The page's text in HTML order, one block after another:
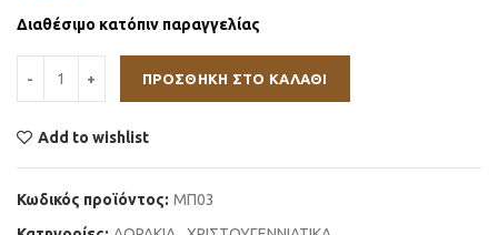
Διαθέσιμο κατόπιν παραγγελίας
ΠΡΟΣΘΉΚΗ ΣΤΟ ΚΑΛΆΘΙ
Add to wishlist
Κωδικός προϊόντος: ΜΠ03